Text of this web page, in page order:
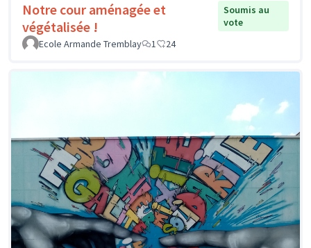
Notre cour aménagée et
végétalisée !
Soumis au
vote
Ecole Armande Tremblay
1 24